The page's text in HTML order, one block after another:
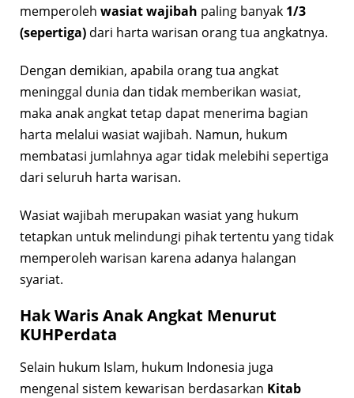
memperoleh wasiat wajibah paling banyak 1/3
(sepertiga) dari harta warisan orang tua angkatnya.
Dengan demikian, apabila orang tua angkat
meninggal dunia dan tidak memberikan wasiat,
maka anak angkat tetap dapat menerima bagian
harta melalui wasiat wajibah. Namun, hukum
membatasi jumlahnya agar tidak melebihi sepertiga
dari seluruh harta warisan.
Wasiat wajibah merupakan wasiat yang hukum
tetapkan untuk melindungi pihak tertentu yang tidak
memperoleh warisan karena adanya halangan
syariat.
Hak Waris Anak Angkat Menurut
KUHPerdata
Selain hukum Islam, hukum Indonesia juga
mengenal sistem kewarisan berdasarkan Kitab